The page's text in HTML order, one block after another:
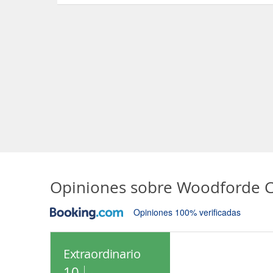
Opiniones sobre Woodforde
Opiniones 100% verificadas
Extraordinario